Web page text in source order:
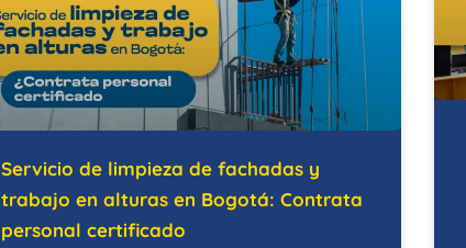
Servicio de limpieza de fachadas y
trabajo en alturas en Bogotá: Contrata
personal certificado